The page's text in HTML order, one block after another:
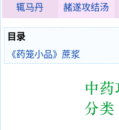
辄马丹 赭遂攻结汤
目录
《药笼小品》蔗浆